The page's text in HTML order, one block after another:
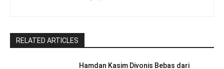
RELATED ARTICLES
Hamdan Kasim Divonis Bebas dari